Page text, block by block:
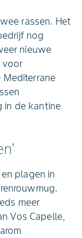
rassen. Het
nog
nieuwe
voor
in de kantine
plagen in
meer
Vos Capelle,